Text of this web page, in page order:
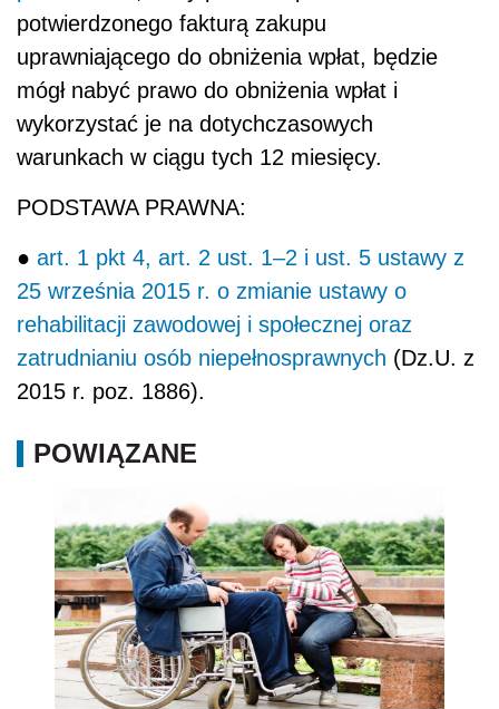
potwierdzonego fakturą zakupu
uprawniającego do obniżenia wpłat, będzie
mógł nabyć prawo do obniżenia wpłat i
wykorzystać je na dotychczasowych
warunkach w ciągu tych 12 miesięcy.
PODSTAWA PRAWNA:
● art. 1 pkt 4, art. 2 ust. 1–2 i ust. 5 ustawy z
25 września 2015 r. o zmianie ustawy o
rehabilitacji zawodowej i społecznej oraz
zatrudnianiu osób niepełnosprawnych (Dz.U. z
2015 r. poz. 1886).
POWIĄZANE